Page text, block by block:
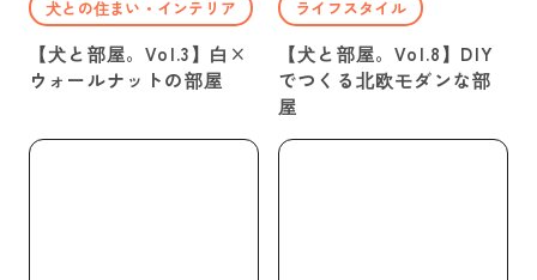
犬との住まい・インテリア
【犬と部屋。Vol.3】白×
ウォールナットの部屋
ライフスタイル
【犬と部屋。Vol.8】DIY
でつくる北欧モダンな部
屋